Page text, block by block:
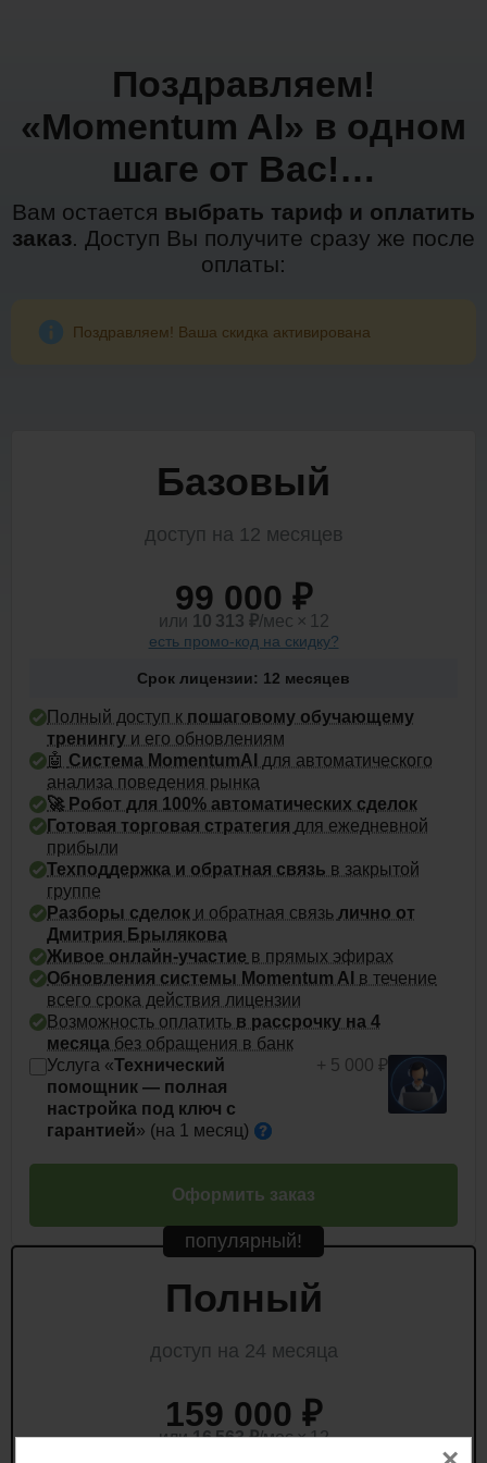
Поздравляем!
«Momentum AI» в одном
шаге от Вас!…
Вам остается выбрать тариф и оплатить
заказ. Доступ Вы получите сразу же после
оплаты:
Поздравляем! Ваша скидка активирована
Базовый
доступ на 12 месяцев
99 000 ₽
или 10 313 ₽/мес × 12
есть промо-код на скидку?
Срок лицензии: 12 месяцев
Полный доступ к пошаговому обучающему
тренингу и его обновлениям
🤖 Система MomentumAI для автоматического
анализа поведения рынка
🚀 Робот для 100% автоматических сделок
Готовая торговая стратегия для ежедневной
прибыли
Техподдержка и обратная связь в закрытой
группе
Разборы сделок и обратная связь лично от
Дмитрия Брылякова
Живое онлайн-участие в прямых эфирах
Обновления системы Momentum AI в течение
всего срока действия лицензии
Возможность оплатить в рассрочку на 4
месяца без обращения в банк
Услуга «Технический
помощник — полная
настройка под ключ с
гарантией» (на 1 месяц)
+ 5 000 ₽
Оформить заказ
популярный!
Полный
доступ на 24 месяца
159 000 ₽
или16 563 ₽/мес × 12